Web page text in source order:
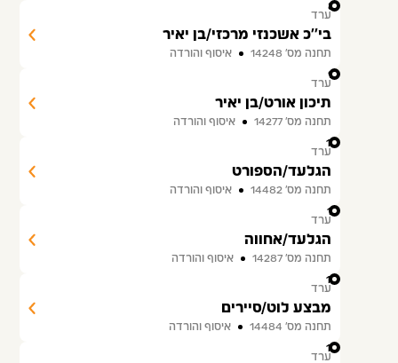
8
ערד
בי''כ אשכנזי מרכזי/בן יאיר
תחנה מס׳ 14248 איסוף והורדה
9
ערד
תיכון אורט/בן יאיר
תחנה מס׳ 14277 איסוף והורדה
10
ערד
הגלעד/הספורט
תחנה מס׳ 14482 איסוף והורדה
11
ערד
הגלעד/אחווה
תחנה מס׳ 14287 איסוף והורדה
12
ערד
מבצע לוט/סיירים
תחנה מס׳ 14484 איסוף והורדה
13
ערד